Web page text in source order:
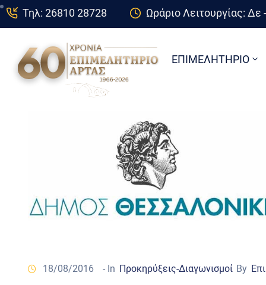
Τηλ: 26810 28728 Ωράριο Λειτουργίας:
ΕΠΙΜΕΛΗΤΗΡΙΟ
18/08/2016 - In Προκηρύξεις-Διαγωνισμοί By